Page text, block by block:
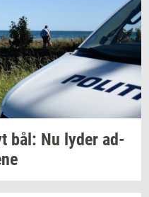
bål: Nu lyder ad­